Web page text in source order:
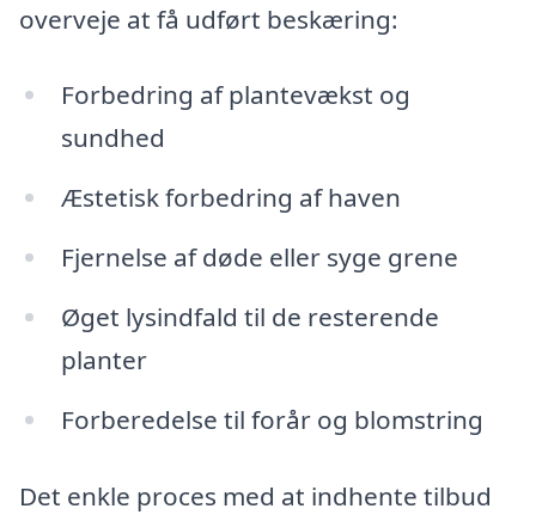
overveje at få udført beskæring:
Forbedring af plantevækst og
sundhed
Æstetisk forbedring af haven
Fjernelse af døde eller syge grene
Øget lysindfald til de resterende
planter
Forberedelse til forår og blomstring
Det enkle proces med at indhente tilbud